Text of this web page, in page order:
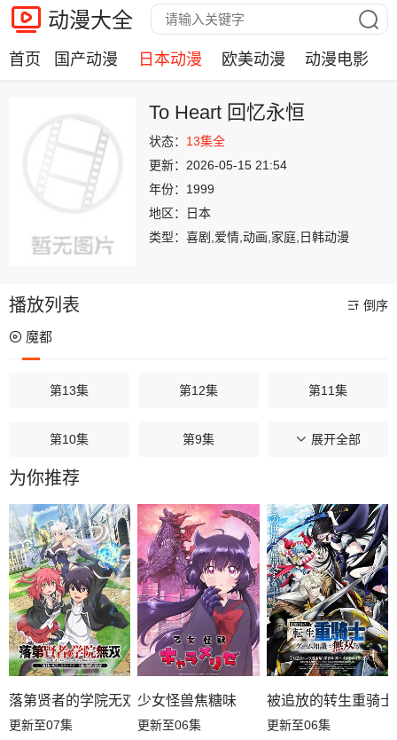
动漫大全
首页 国产动漫 日本动漫 欧美动漫 动漫电影
To Heart 回忆永恒
状态： 13集全
更新： 2026-05-15 21:54
年份： 1999
地区：
日本
类型： 喜剧,爱情,动画,家庭,日韩动漫
播放列表 倒序
魔都
第13集 第12集 第11集
第10集 第9集 第8集
第7集
第4集 第3集 第2集
第1集
展开全部
为你推荐
落第贤者的学院无双第二回转生，S等级作弊魔术师冒险记
更新至07集
少女怪兽焦糖味
更新至06集
被追放的转生重骑
更新至06集